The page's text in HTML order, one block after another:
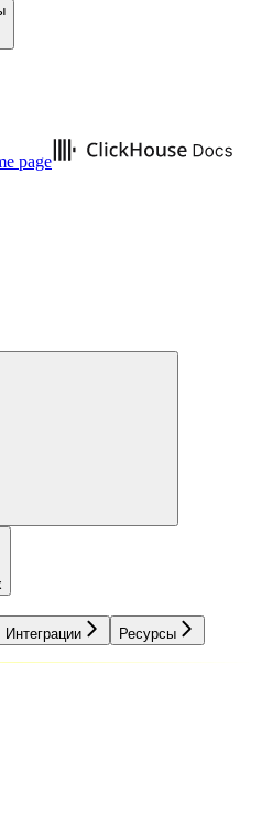
page
Интеграции Ресурсы